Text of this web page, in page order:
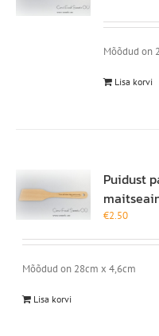
Mõõdud on
Lisa korvi
Puidust
€2.50
Mõõdud on 28cm x 4,6cm
Lisa korvi